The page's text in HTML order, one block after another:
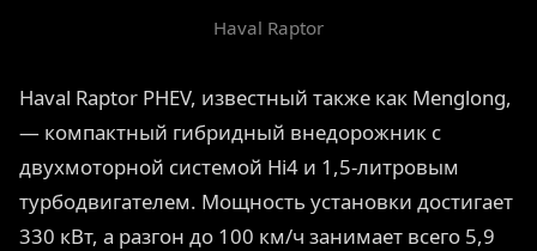
Haval Raptor
Haval Raptor PHEV, известный также как Menglong,
— компактный гибридный внедорожник с
двухмоторной системой Hi4 и 1,5-литровым
турбодвигателем. Мощность установки достигает
330 кВт, а разгон до 100 км/ч занимает всего 5,9